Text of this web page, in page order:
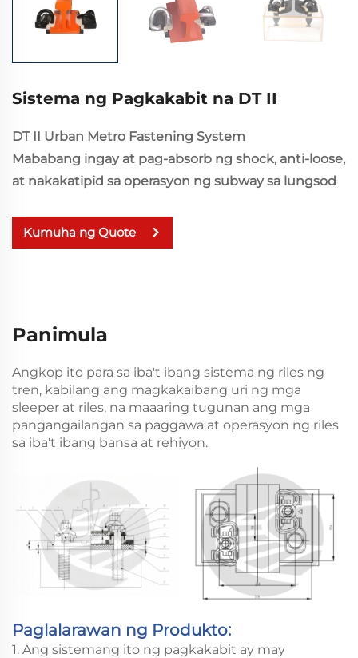
Sistema ng Pagkakabit na DT II
DT II Urban Metro Fastening System
Mababang ingay at pag-absorb ng shock, anti-loose,
at nakakatipid sa operasyon ng subway sa lungsod
Kumuha ng Quote
Panimula
Angkop ito para sa iba't ibang sistema ng riles ng
tren, kabilang ang magkakaibang uri ng mga
sleeper at riles, na maaaring tugunan ang mga
pangangailangan sa paggawa at operasyon ng riles
sa iba't ibang bansa at rehiyon.
Paglalarawan ng Produkto:
1. Ang sistemang ito ng pagkakabit ay may